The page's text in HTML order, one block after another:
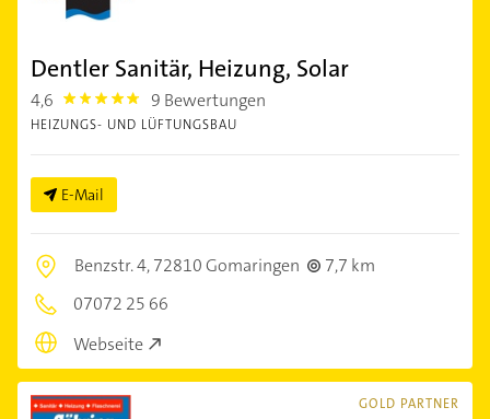
Dentler Sanitär, Heizung, Solar
4,6 4.6 9 Bewertungen
HEIZUNGS- UND LÜFTUNGSBAU
E-Mail
Benzstr. 4,72810 Gomaringen
7,7 km
07072 25 66
Webseite
GOLD PARTNER